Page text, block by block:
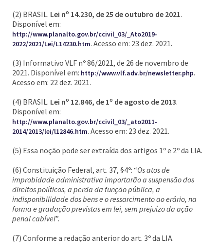
(2) BRASIL. Lei nº 14.230, de 25 de outubro de 2021.
Disponível em:
http://www.planalto.gov.br/ccivil_03/_Ato2019-
2022/2021/Lei/L14230.htm. Acesso em: 23 dez. 2021.
(3) Informativo VLF nº 86/2021, de 26 de novembro de
2021. Disponível em: http://www.vlf.adv.br/newsletter.php.
Acesso em: 22 dez. 2021.
(4) BRASIL. Lei nº 12.846, de 1º de agosto de 2013.
Disponível em:
http://www.planalto.gov.br/ccivil_03/_ato2011-
2014/2013/lei/l12846.htm. Acesso em: 23 dez. 2021.
(5) Essa noção pode ser extraída dos artigos 1º e 2º da LIA.
(6) Constituição Federal, art. 37, §4º: “Os atos de
improbidade administrativa importarão a suspensão dos
direitos políticos, a perda da função pública, a
indisponibilidade dos bens e o ressarcimento ao erário, na
forma e gradação previstas em lei, sem prejuízo da ação
penal cabível”.
(7) Conforme a redação anterior do art. 3º da LIA.